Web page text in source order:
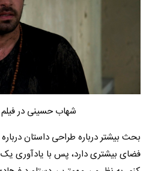
شهاب حسینی در فیلم
بحث بیشتر درباره­ طراحی داستان